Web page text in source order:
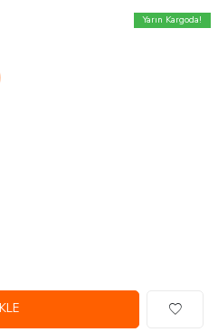
Yarın Kargoda!